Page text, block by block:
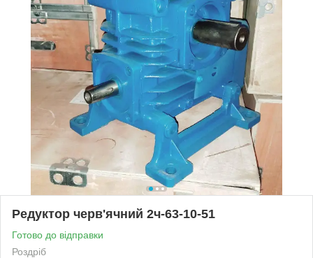
Редуктор черв'ячний 2ч-63-10-51
Готово до відправки
Роздріб